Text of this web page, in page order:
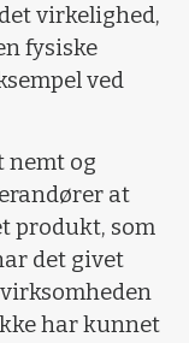
virkelighed,
fysiske
ved
nemt og
at
produkt, som
det givet
har kunnet